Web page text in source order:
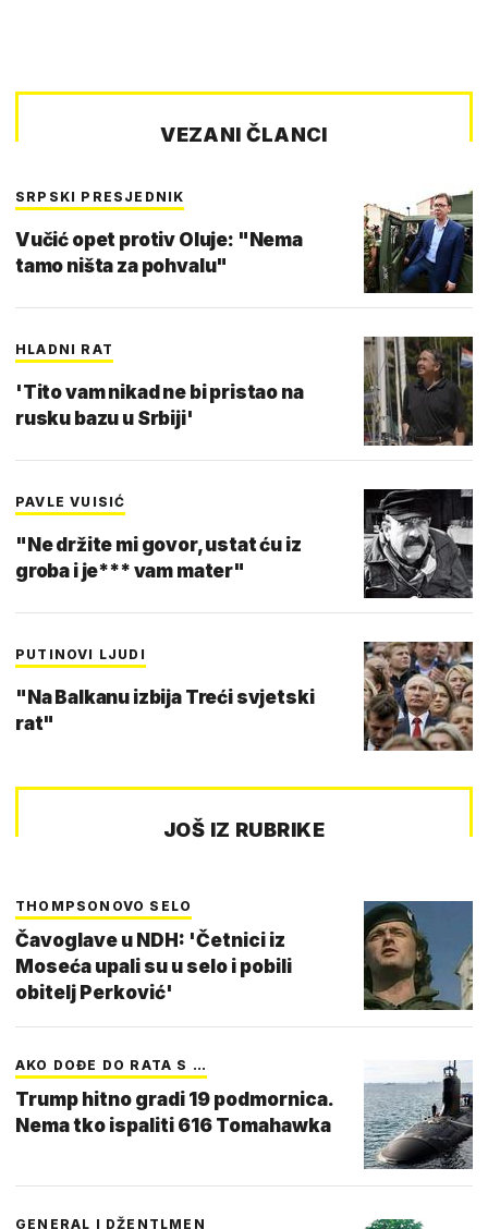
VEZANI ČLANCI
SRPSKI PRESJEDNIK
Vučić opet protiv Oluje: "Nema
tamo ništa za pohvalu"
HLADNI RAT
'Tito vam nikad ne bi pristao na
rusku bazu u Srbiji'
PAVLE VUISIĆ
"Ne držite mi govor, ustat ću iz
groba i je*** vam mater"
PUTINOVI LJUDI
"Na Balkanu izbija Treći svjetski
rat"
JOŠ IZ RUBRIKE
THOMPSONOVO SELO
Čavoglave u NDH: 'Četnici iz
Moseća upali su u selo i pobili
obitelj Perković'
AKO DOĐE DO RATA S …
Trump hitno gradi 19 podmornica.
Nema tko ispaliti 616 Tomahawka
GENERAL I DŽENTLMEN